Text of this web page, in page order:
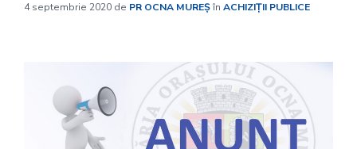
4 septembrie 2020 de PR OCNA MUREȘîn ACHIZIȚII PUBLICE